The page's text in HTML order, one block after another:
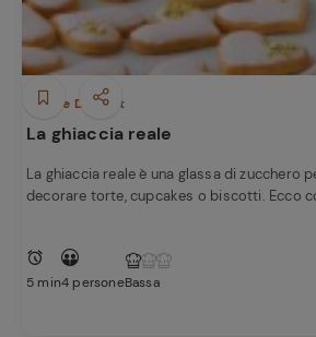
Dolci e Dessert
La ghiaccia reale
La ghiaccia reale è una glassa di zucchero
decorare torte, cupcakes o biscotti. Ecco
5 min4 personeBassa